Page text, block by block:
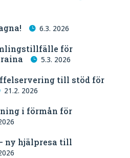
6.3. 2026
för
5.3. 2026
till stöd för
21.2. 2026
i förmån för
ny hjälpresa till